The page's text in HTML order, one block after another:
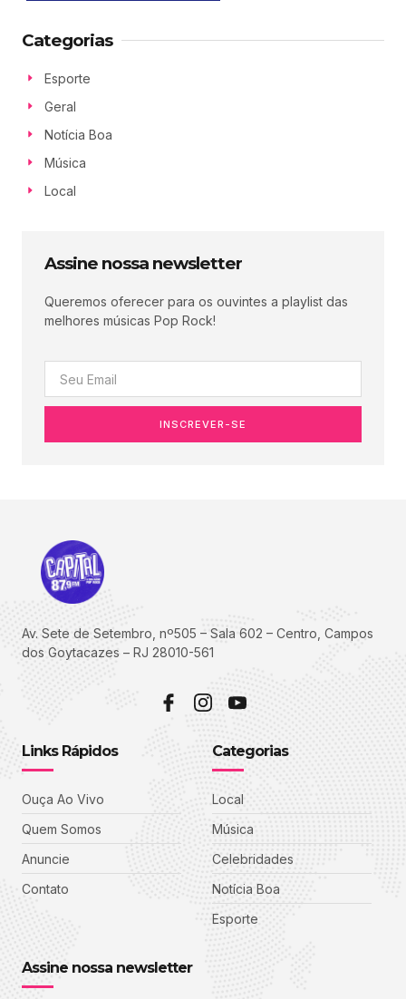
Categorias
Esporte
Geral
Notícia Boa
Música
Local
Assine nossa newsletter
Queremos oferecer para os ouvintes a playlist das
melhores músicas Pop Rock!
INSCREVER-SE
Av. Sete de Setembro, nº505 – Sala 602 – Centro, Campos
dos Goytacazes – RJ 28010-561
Links Rápidos
Ouça Ao Vivo
Quem Somos
Anuncie
Contato
Categorias
Local
Música
Celebridades
Notícia Boa
Esporte
Assine nossa newsletter